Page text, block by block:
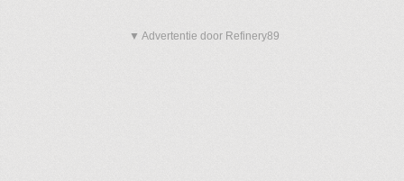
▼ Advertentie door Refinery89